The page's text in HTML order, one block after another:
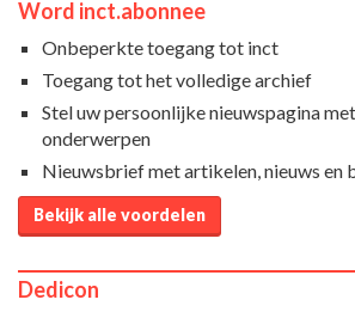
Word inct.abonnee
Onbeperkte toegang tot inct
Toegang tot het volledige archief
Stel uw persoonlijke nieuwspagina
onderwerpen
Nieuwsbrief met artikelen, nieuws en
Bekijk alle voordelen
Dedicon